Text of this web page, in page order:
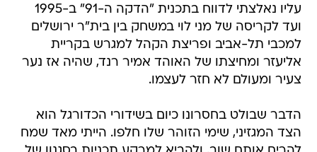
עליו נאלצתי לדווח בתכנית "הדקה ה-91" ב-1995
ועד לקריסה של מני לוי במשחק בין בית"ר ירושלים
למכבי תל-אביב ופריצת הקהל למגרש בקריית
אליעזר ומחיצתו של האוהד אמיר רנד, שהיה אז נער
צעיר ומעולם לא חזר לעצמו.
הדבר שבולט בחסרונו כיום בשידורי הכדורגל הוא
הצד המגזיני, שימי הזוהר שלו חלפו. הייתי מאד שמח